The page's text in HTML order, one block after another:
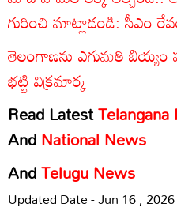
గురించి మాట్లాడండి: సీఎం
తెలంగాణను ఎగుమతి బియ్యం
భట్టి విక్రమార్క
Read Latest
AndNational News
AndTelugu News
Updated Date - Jun 16 ,